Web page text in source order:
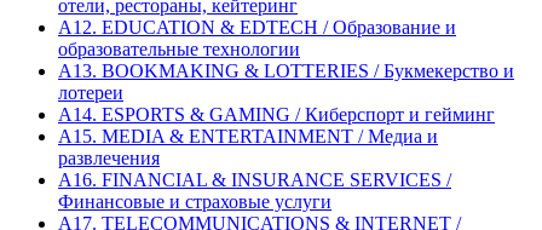
отели, рестораны, кейтеринг
A12. EDUCATION & EDTECH / Образование и
образовательные технологии
A13. BOOKMAKING & LOTTERIES / Букмекерство и
лотереи
A14. ESPORTS & GAMING / Киберспорт и гейминг
A15. MEDIA & ENTERTAINMENT / Медиа и
развлечения
A16. FINANCIAL & INSURANCE SERVICES /
Финансовые и страховые услуги
A17. TELECOMMUNICATIONS & INTERNET /